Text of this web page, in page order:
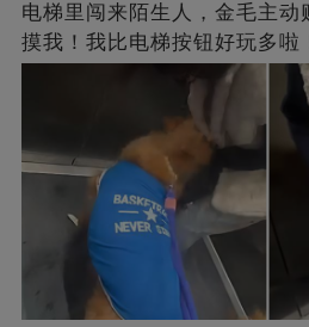
电梯里闯来陌生人，金毛主动
摸我！我比电梯按钮好玩多啦